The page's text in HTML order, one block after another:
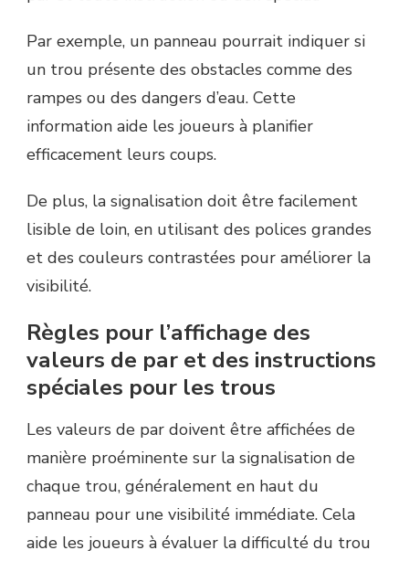
Par exemple, un panneau pourrait indiquer si
un trou présente des obstacles comme des
rampes ou des dangers d’eau. Cette
information aide les joueurs à planifier
efficacement leurs coups.
De plus, la signalisation doit être facilement
lisible de loin, en utilisant des polices grandes
et des couleurs contrastées pour améliorer la
visibilité.
Règles pour l’affichage des
valeurs de par et des instructions
spéciales pour les trous
Les valeurs de par doivent être affichées de
manière proéminente sur la signalisation de
chaque trou, généralement en haut du
panneau pour une visibilité immédiate. Cela
aide les joueurs à évaluer la difficulté du trou